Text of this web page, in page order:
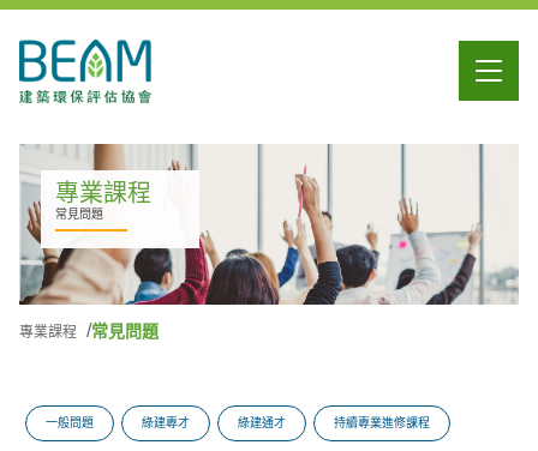
專業課程
常見問題
專業課程 常見問題
一般問題 綠建專才 綠建通才 持續專業進修課程